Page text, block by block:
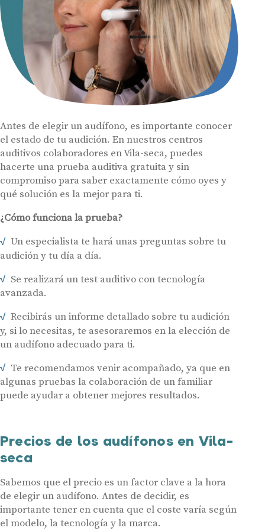
Antes de elegir un audífono, es importante conocer
el estado de tu audición. En nuestros centros
auditivos colaboradores en Vila-seca, puedes
hacerte una prueba auditiva gratuita y sin
compromiso para saber exactamente cómo oyes y
qué solución es la mejor para ti.
¿Cómo funciona la prueba?
Un especialista te hará unas preguntas sobre tu
audición y tu día a día.
Se realizará un test auditivo con tecnología
avanzada.
Recibirás un informe detallado sobre tu audición
y, si lo necesitas, te asesoraremos en la elección de
un audífono adecuado para ti.
Te recomendamos venir acompañado, ya que en
algunas pruebas la colaboración de un familiar
puede ayudar a obtener mejores resultados.
Precios de los audífonos en Vila-
seca
Sabemos que el precio es un factor clave a la hora
de elegir un audífono. Antes de decidir, es
importante tener en cuenta que el coste varía según
el modelo, la tecnología y la marca.
Audífonos
Servicios
Contacto
audífonos
Nombre E-mail